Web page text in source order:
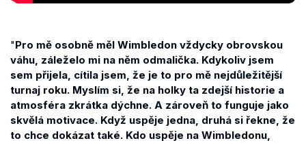
"Pro mě osobně měl Wimbledon vždycky obrovskou
váhu, záleželo mi na něm odmalička. Kdykoliv jsem
sem přijela, cítila jsem, že je to pro mě nejdůležitější
turnaj roku. Myslím si, že na holky ta zdejší historie a
atmosféra zkrátka dýchne. A zároveň to funguje jako
skvělá motivace. Když uspěje jedna, druhá si řekne, že
to chce dokázat také. Kdo uspěje na Wimbledonu,